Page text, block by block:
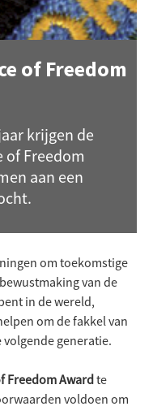
of Freedom
krijgen de
of Freedom
aan een
om toekomstige
van de
in de wereld,
om de fakkel van
generatie.
Freedom Award te
voldoen om